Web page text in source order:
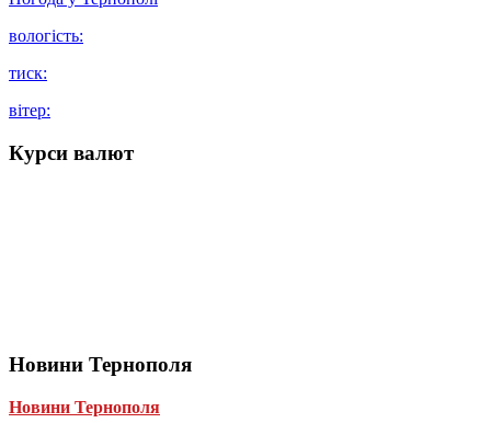
вологість:
тиск:
вітер:
Курси валют
Новини Тернополя
Новини Тернополя